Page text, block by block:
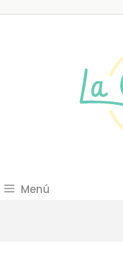
Menú